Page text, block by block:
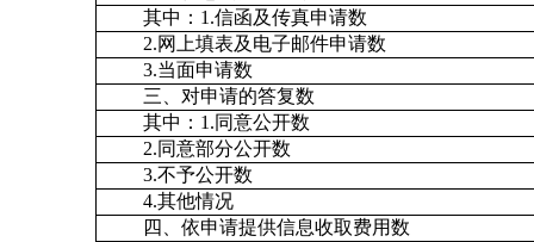
其中：1.信函及传真申请数
2.网上填表及电子邮件申请数
3.当面申请数
三、对申请的答复数
其中：1.同意公开数
2.同意部分公开数
3.不予公开数
4.其他情况
四、依申请提供信息收取费用数